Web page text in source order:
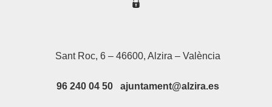
Sant Roc, 6 – 46600, Alzira – València
96 240 04 50 ajuntament@alzira.es